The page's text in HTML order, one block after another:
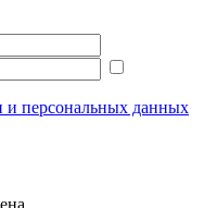
и персональных данных